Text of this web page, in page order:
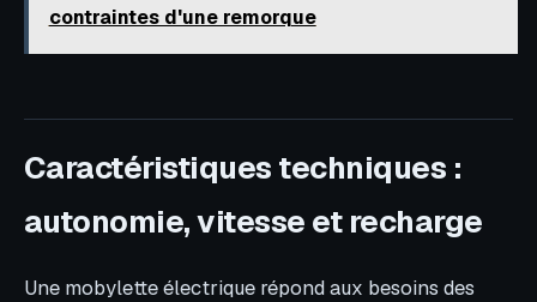
contraintes d'une remorque
Caractéristiques techniques :
autonomie, vitesse et recharge
Une mobylette électrique répond aux besoins des